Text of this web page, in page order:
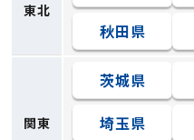
東北
秋田県
関東
茨城県
埼玉県